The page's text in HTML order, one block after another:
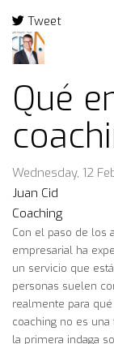
Tweet
pinterest
Qué
Wednesday, 12
Juan Cid
Coaching
Con el paso de los
empresarial ha
un servicio que
personas suelen
realmente para
coaching no es
la primera indaga